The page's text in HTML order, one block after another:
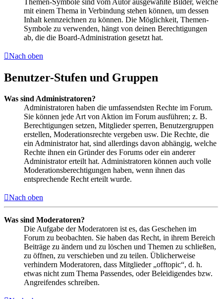
Themen-Symbole sind vom Autor ausgewählte Bilder, welche
mit einem Thema in Verbindung stehen können, um dessen
Inhalt kennzeichnen zu können. Die Möglichkeit, Themen-
Symbole zu verwenden, hängt von deinen Berechtigungen
ab, die die Board-Administration gesetzt hat.
Nach oben
Benutzer-Stufen und Gruppen
Was sind Administratoren?
Administratoren haben die umfassendsten Rechte im Forum.
Sie können jede Art von Aktion im Forum ausführen; z. B.
Berechtigungen setzen, Mitglieder sperren, Benutzergruppen
erstellen, Moderationsrechte vergeben usw. Die Rechte, die
ein Administrator hat, sind allerdings davon abhängig, welche
Rechte ihnen ein Gründer des Forums oder ein anderer
Administrator erteilt hat. Administratoren können auch volle
Moderationsberechtigungen haben, wenn ihnen das
entsprechende Recht erteilt wurde.
Nach oben
Was sind Moderatoren?
Die Aufgabe der Moderatoren ist es, das Geschehen im
Forum zu beobachten. Sie haben das Recht, in ihrem Bereich
Beiträge zu ändern und zu löschen und Themen zu schließen,
zu öffnen, zu verschieben und zu teilen. Üblicherweise
verhindern Moderatoren, dass Mitglieder „offtopic“, d. h.
etwas nicht zum Thema Passendes, oder Beleidigendes bzw.
Angreifendes schreiben.